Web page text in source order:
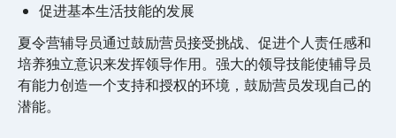
促进基本生活技能的发展
夏令营辅导员通过鼓励营员接受挑战、促进个人责任感和
培养独立意识来发挥领导作用。强大的领导技能使辅导员
有能力创造一个支持和授权的环境，鼓励营员发现自己的
潜能。